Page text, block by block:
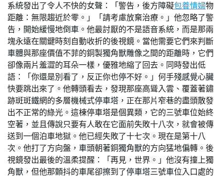
系統發出了令人不快的女聲：「警告，後方障礙包養情婦物
距離：無限趨近於零。」「請考慮放棄治療。」他忽略了警
告，開始緩慢地倒車。他最討厭的不是語音系統，而是那兩
塊永遠在關鍵時刻自動收折的後視鏡。當他需要它們來判斷
車體與那座價值不菲的銅製獨角獸雕像之間的距離時，它們
卻像兩片羞澀的耳朵一樣，優雅地縮了回去。同時發出低
語：「你還是別看了，反正你也停不好。」何手殘感覺心臟
快要跳出來了。他轉頭看去，發現那座高聳入雲、覆蓋著鏽
跡斑斑鐵網的多層機械式停車塔，正在那片窄巷的盡頭散發
出不正常的綠光。這棟停車塔是個異類，它的三號車位始終
空著，並且傳說只要有人敢在它面前失敗十八次，就會被傳
送到一個泊車地獄。他已經失敗了十七次。現在是第十八
次。他打了方向盤，車頭朝著銅獨角獸的方向猛地偏轉。後
視鏡發出最後的溫柔提醒：「再見，世界。」他沒有撞上獨
角獸，但他那顫抖的車尾卻擦到了停車塔三號車位入口處的